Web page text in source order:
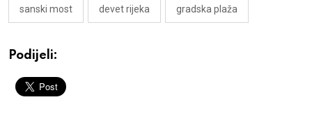
sanski most devet rijeka gradska plaža
Podijeli: